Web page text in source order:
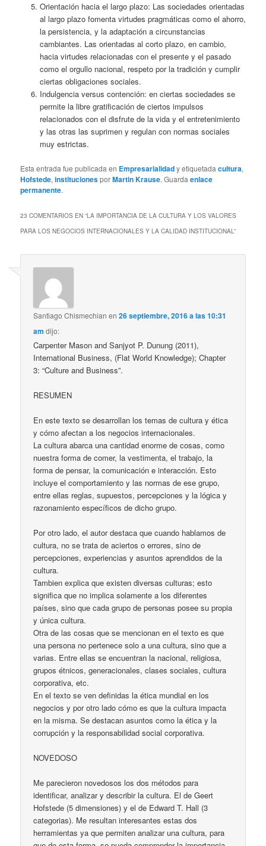
Orientación hacia el largo plazo: Las sociedades orientadas
al largo plazo fomenta virtudes pragmáticas como el ahorro,
la persistencia, y la adaptación a circunstancias
cambiantes. Las orientadas al corto plazo, en cambio,
hacia virtudes relacionadas con el presente y el pasado
como el orgullo nacional, respeto por la tradición y cumplir
ciertas obligaciones sociales.
Indulgencia versus contención: en ciertas sociedades se
permite la libre gratificación de ciertos impulsos
relacionados con el disfrute de la vida y el entretenimiento
y las otras las suprimen y regulan con normas sociales
muy estrictas.
Esta entrada fue publicada en Empresarialidady etiquetadacultura,
Hofstede,institucionesporMartin Krause. Guardaenlace
permanente.
23 COMENTARIOS EN “LA IMPORTANCIA DE LA CULTURA Y LOS VALORES
PARA LOS NEGOCIOS INTERNACIONALES Y LA CALIDAD INSTITUCIONAL”
Santiago Chismechian en26 septiembre, 2016 a las 10:31
am dijo:
Carpenter Mason and Sanjyot P. Dunung (2011),
International Business, (Flat World Knowledge); Chapter
3: “Culture and Business”.
RESUMEN
En este texto se desarrollan los temas de cultura y ética
y cómo afectan a los negocios internacionales.
La cultura abarca una cantidad enorme de cosas, como
nuestra forma de comer, la vestimenta, el trabajo, la
forma de pensar, la comunicación e interacción. Esto
incluye el comportamiento y las normas de ese grupo,
entre ellas reglas, supuestos, percepciones y la lógica y
razonamiento específicos de dicho grupo.
Por otro lado, el autor destaca que cuando hablamos de
cultura, no se trata de aciertos o errores, sino de
percepciones, experiencias y asuntos aprendidos de la
cultura.
Tambien explica que existen diversas culturas; esto
significa que no implica solamente a los diferentes
países, sino que cada grupo de personas posee su propia
y única cultura.
Otra de las cosas que se mencionan en el texto es que
una persona no pertenece solo a una cultura, sino que a
varias. Entre ellas se encuentran la nacional, religiosa,
grupos étnicos, generacionales, clases sociales, cultura
corporativa, etc.
En el texto se ven definidas la ética mundial en los
negocios y por otro lado cómo es que la cultura impacta
en la misma. Se destacan asuntos como la ética y la
corrupción y la responsabilidad social corporativa.
NOVEDOSO
Me parecieron novedosos los dos métodos para
identificar, analizar y describir la cultura. El de Geert
Hofstede (5 dimensiones) y el de Edward T. Hall (3
categorias). Me resultan interesantes estas dos
herramientas ya que permiten analizar una cultura, para